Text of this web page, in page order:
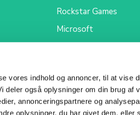
vores indhold og annoncer, til at vise
deler også oplysninger om din brug af
annonceringspartnere og
oplysninger, du har givet dem, eller
Rockstar Games
Microsoft